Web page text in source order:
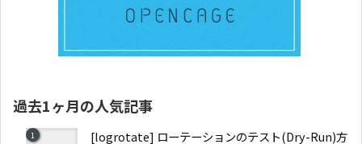
過去1ヶ月の人気記事
[logrotate] ローテーションのテスト(Dry-Run)方